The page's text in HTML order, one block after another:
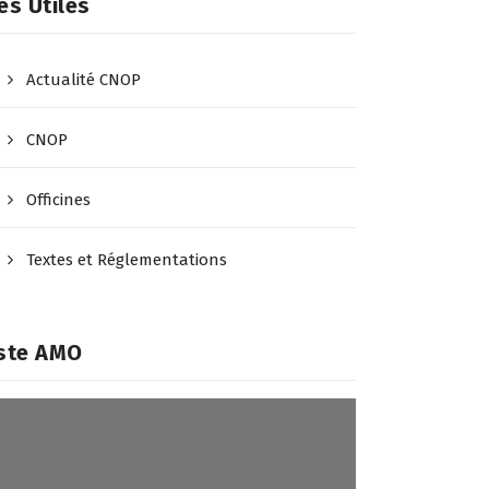
Actualité CNOP
CNOP
Officines
Textes et Réglementations
AMO